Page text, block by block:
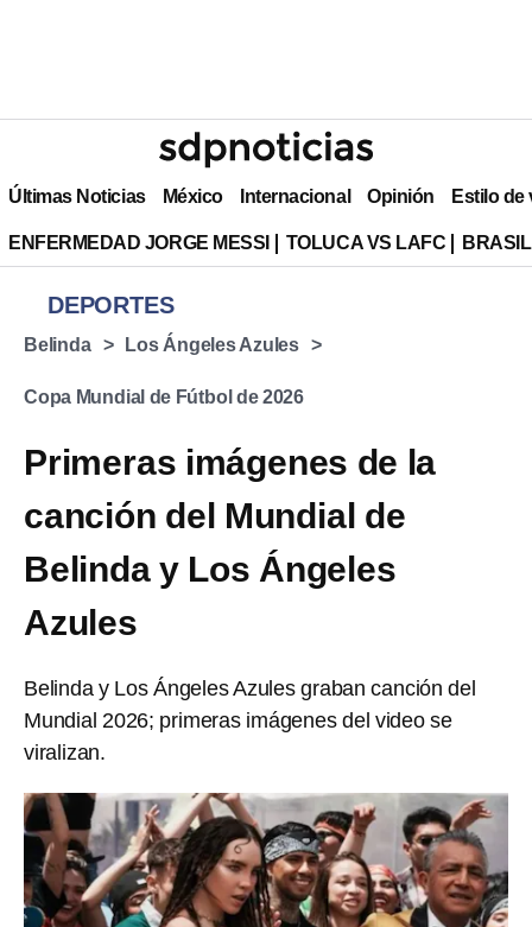
Últimas Noticias México Internacional Opinión Estilo de
ENFERMEDAD JORGE MESSI TOLUCA VS LAFC
DEPORTES
Belinda Los Ángeles Azules
Copa Mundial de Fútbol de 2026
Primeras imágenes de la
canción del Mundial de
Belinda y Los Ángeles
Azules
Belinda y Los Ángeles Azules graban canción del
Mundial 2026; primeras imágenes del video se
viralizan.